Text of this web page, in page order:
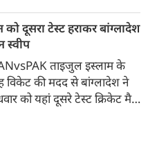
युवा ऑलराउंडर माधव तिवारी
बड़े आकर्षण के रूप में
सामने आए हैं। इंडियन
लीग में दिल्ली कैपिटल्स का
रहे माधव तिवारी इस समय
प्रदेश के सबसे चर्चित युवा
को दूसरा टेस्ट हराकर बांग्लादेश
स्वीप
ताइजुल इस्लाम के
विकेट की मदद से बांग्लादेश ने
को यहां दूसरे टेस्ट क्रिकेट मैच